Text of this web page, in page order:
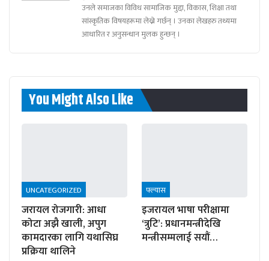
उनले समाजका विविध सामाजिक मुद्दा, विकास, शिक्षा तथा
सांस्कृतिक विषयहरूमा लेख्ने गर्छन् । उनका लेखहरु तथ्यमा
आधारित र अनुसन्धान मुलक हुन्छन् ।
You Might Also Like
UNCATEGORIZED
जरायल रोजगारी: आधा
कोटा अझै खाली, अपुग
कामदारका लागि यथासिघ्र
प्रक्रिया थालिने
फ्ल्यास
इजरायल भाषा परीक्षामा
‘त्रुटि’: प्रधानमन्त्रीदेखि
मन्त्रीसम्मलाई सयौं…